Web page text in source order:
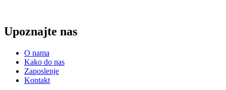
Upoznajte nas
O nama
Kako do nas
Zaposlenje
Kontakt